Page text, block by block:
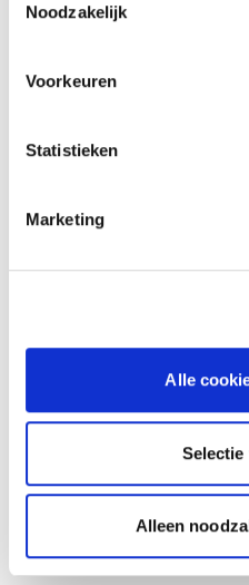
Noodzakelijk
Voorkeuren
Statistieken
Marketing
Alle
Selectie
Alleen